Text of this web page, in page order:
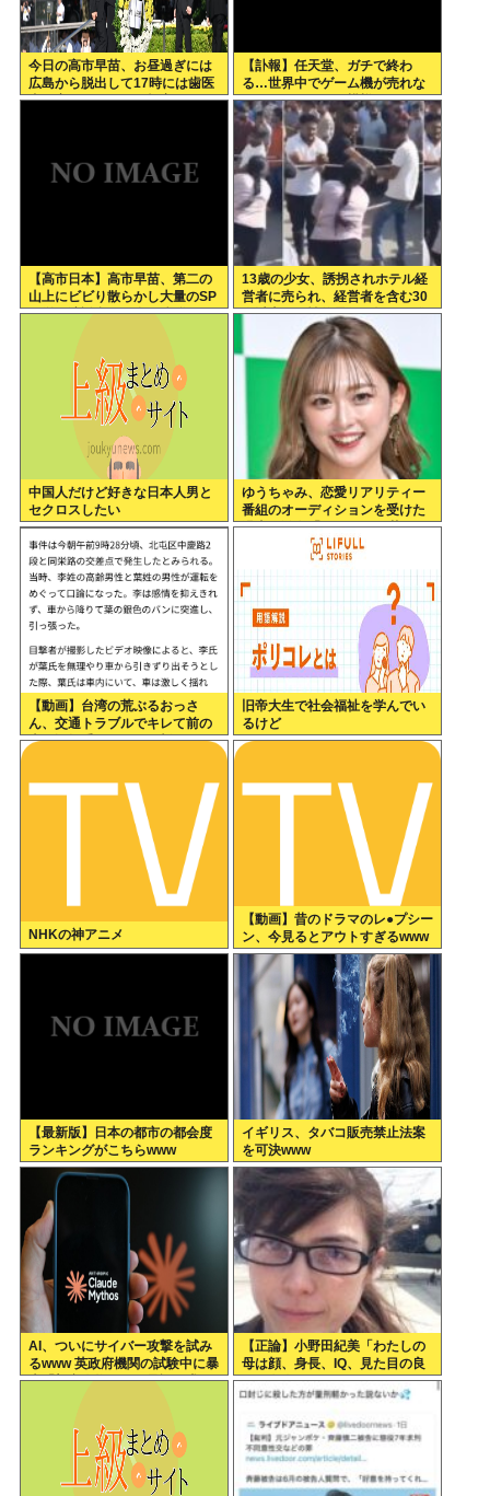
今日の高市早苗、お昼過ぎには
広島から脱出して17時には歯医
者に寄ってそのまま帰宅
【訃報】任天堂、ガチで終わ
る…世界中でゲーム機が売れな
くなってしまった模様
【高市日本】高市早苗、第二の
山上にビビり散らかし大量のSP
を従え演説台にも全面防弾ガラ
13歳の少女、誘拐されホテル経
営者に売られ、経営者を含む30
人以上から性的暴行。怒った群
集が折檻(動画有)。ホテルはブ
ルドーザーで撤去
中国人だけど好きな日本人男と
セクロスしたい
ゆうちゃみ、恋愛リアリティー
番組のオーディションを受けた
過去を激白「10回くらい落ちて
【動画】台湾の荒ぶるおっさ
ん、交通トラブルでキレて前の
車の運転手をナイフで斬りつけ
旧帝大生で社会福祉を学んでい
るけど
NHKの神アニメ
【動画】昔のドラマのレ●プシー
ン、今見るとアウトすぎるwww
【最新版】日本の都市の都会度
ランキングがこちらwww
イギリス、タバコ販売禁止法案
を可決www
AI、ついにサイバー攻撃を試み
るwww 英政府機関の試験中に暴
走「架空人物になり承認要求」
【正論】小野田紀美「わたしの
母は顔、身長、IQ、見た目の良
さで白人に股を開いた。ジャッ
プオスを選ばなくてわたしの幸